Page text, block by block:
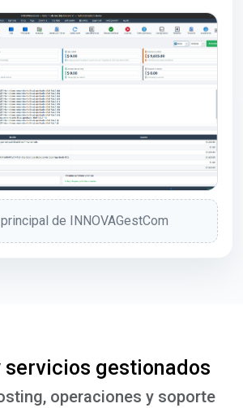
de INNOVAGestCom
servicios gestionados
operaciones y soporte